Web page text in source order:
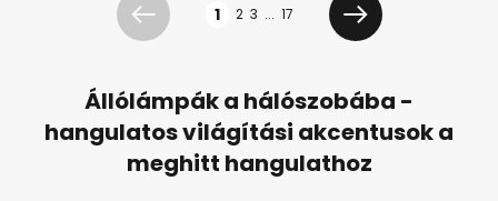
Előző 1 2 3 ... 17
Következő
Állólámpák a hálószobába -
hangulatos világítási akcentusok a
meghitt hangulathoz